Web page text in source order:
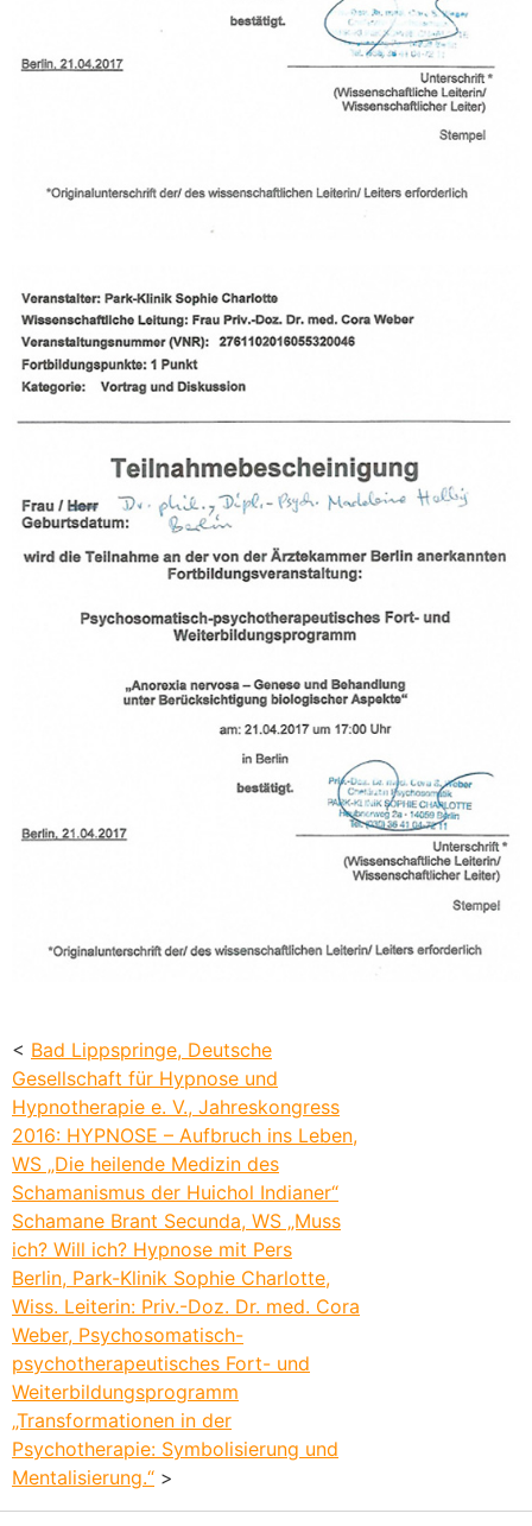
< Bad Lippspringe, Deutsche
Gesellschaft für Hypnose und
Hypnotherapie e. V., Jahreskongress
2016: HYPNOSE – Aufbruch ins Leben,
WS „Die heilende Medizin des
Schamanismus der Huichol Indianer“
Schamane Brant Secunda, WS „Muss
ich? Will ich? Hypnose mit Pers
Berlin, Park-Klinik Sophie Charlotte,
Wiss. Leiterin: Priv.-Doz. Dr. med. Cora
Weber, Psychosomatisch-
psychotherapeutisches Fort- und
Weiterbildungsprogramm
„Transformationen in der
Psychotherapie: Symbolisierung und
Mentalisierung.“ >